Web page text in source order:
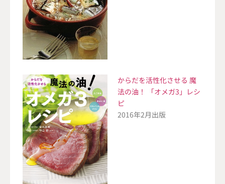
からだを活性化させる 魔
法の油！ 「オメガ3」レシ
ピ
2016年2月出版